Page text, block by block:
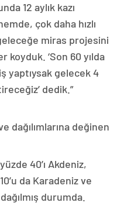
12 aylık kazı
çok daha hızlı
miras projesini
koyduk. ‘Son 60 yılda
yaptıysak gelecek 4
dedik.”
dağılımlarına değinen
40’ı Akdeniz,
da Karadeniz ve
durumda.